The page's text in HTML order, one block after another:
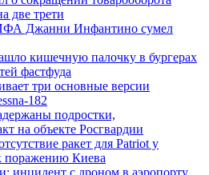
две трети
Джанни Инфантино сумел
кишечную палочку в бургерах
фастфуда
три основные версии
182
подростки,
на объекте Росгвардии
ракет для Patriot у
поражению Киева
инцидент с дроном в аэропорту